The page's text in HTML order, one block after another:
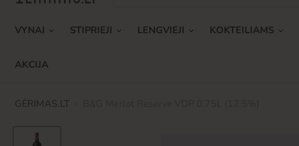
VYNAI
STIPRIEJI LENGVIEJI KOKTEILIAMS
AKCIJA
GĖRIMAS.LT